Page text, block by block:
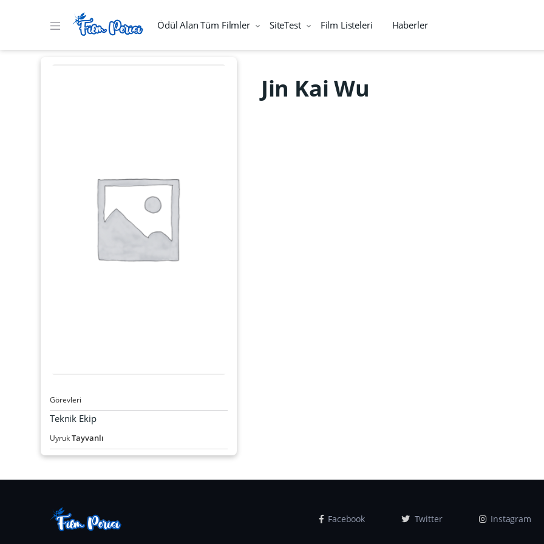
Ödül Alan Tüm Filmler SiteTest Film Listeleri Haberler
Görevleri
Teknik Ekip
UyrukTayvanlı
Jin Kai Wu
Facebook Twitter Instagram